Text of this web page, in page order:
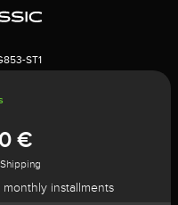
ST1
€
installments